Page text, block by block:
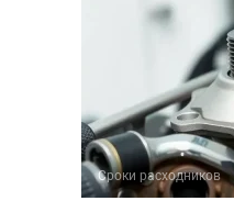
Сроки расходников